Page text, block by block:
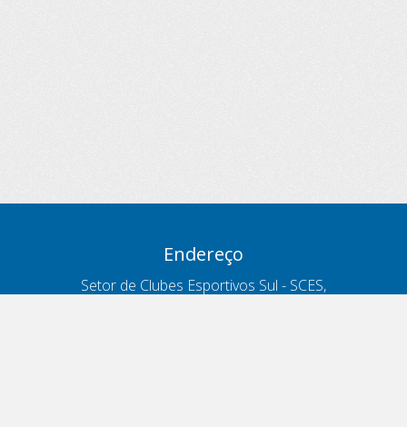
Endereço
Setor de Clubes Esportivos Sul - SCES,